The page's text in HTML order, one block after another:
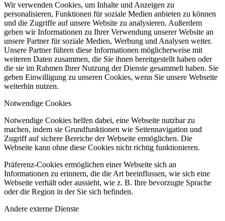
Wir verwenden Cookies, um Inhalte und Anzeigen zu
personalisieren, Funktionen für soziale Medien anbieten zu können
und die Zugriffe auf unsere Website zu analysieren. Außerdem
geben wir Informationen zu Ihrer Verwendung unserer Website an
unsere Partner für soziale Medien, Werbung und Analysen weiter.
Unsere Partner führen diese Informationen möglicherweise mit
weiteren Daten zusammen, die Sie ihnen bereitgestellt haben oder
die sie im Rahmen Ihrer Nutzung der Dienste gesammelt haben. Sie
geben Einwilligung zu unseren Cookies, wenn Sie unsere Webseite
weiterhin nutzen.
Notwendige Cookies
Notwendige Cookies helfen dabei, eine Webseite nutzbar zu
machen, indem sie Grundfunktionen wie Seitennavigation und
Zugriff auf sichere Bereiche der Webseite ermöglichen. Die
Webseite kann ohne diese Cookies nicht richtig funktionieren.
Präferenz-Cookies ermöglichen einer Webseite sich an
Informationen zu erinnern, die die Art beeinflussen, wie sich eine
Webseite verhält oder aussieht, wie z. B. Ihre bevorzugte Sprache
oder die Region in der Sie sich befinden.
Andere externe Dienste